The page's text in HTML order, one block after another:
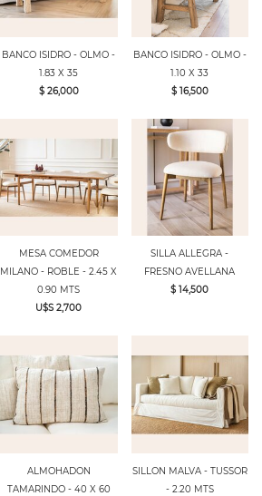
BANCO ISIDRO - OLMO -
1.83 X 35
$ 26,000
BANCO ISIDRO - OLMO -
1.10 X 33
$ 16,500
MESA COMEDOR
MILANO - ROBLE - 2.45 X
0.90 MTS
U$S 2,700
SILLA ALLEGRA -
FRESNO AVELLANA
$ 14,500
ALMOHADON
TAMARINDO - 40 X 60
SILLON MALVA - TUSSOR
- 2.20 MTS